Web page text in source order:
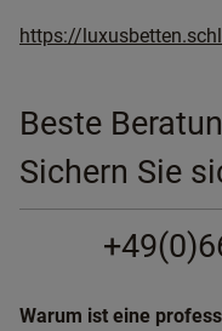
https://
Beste
Sichern Sie
Warum ist eine